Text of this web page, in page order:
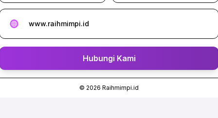
www.raihmimpi.id
Hubungi Kami
© 2026 Raihmimpi.id